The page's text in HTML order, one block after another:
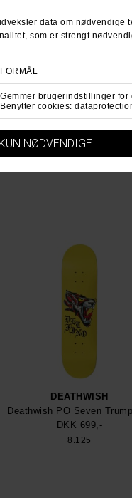
DKK 699,-
DEATHWISH
DKK 699,-
8.125